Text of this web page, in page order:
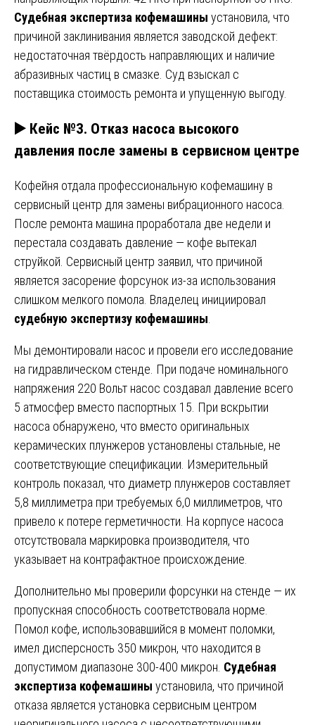
Судебная экспертиза кофемашины установила, что
причиной заклинивания является заводской дефект:
недостаточная твёрдость направляющих и наличие
абразивных частиц в смазке. Суд взыскал с
поставщика стоимость ремонта и упущенную выгоду.
▶️ Кейс №3. Отказ насоса высокого
давления после замены в сервисном центре
Кофейня отдала профессиональную кофемашину в
сервисный центр для замены вибрационного насоса.
После ремонта машина проработала две недели и
перестала создавать давление — кофе вытекал
струйкой. Сервисный центр заявил, что причиной
является засорение форсунок из-за использования
слишком мелкого помола. Владелец инициировал
судебную экспертизу кофемашины.
Мы демонтировали насос и провели его исследование
на гидравлическом стенде. При подаче номинального
напряжения 220 Вольт насос создавал давление всего
5 атмосфер вместо паспортных 15. При вскрытии
насоса обнаружено, что вместо оригинальных
керамических плунжеров установлены стальные, не
соответствующие спецификации. Измерительный
контроль показал, что диаметр плунжеров составляет
5,8 миллиметра при требуемых 6,0 миллиметров, что
привело к потере герметичности. На корпусе насоса
отсутствовала маркировка производителя, что
указывает на контрафактное происхождение.
Дополнительно мы проверили форсунки на стенде — их
пропускная способность соответствовала норме.
Помол кофе, использовавшийся в момент поломки,
имел дисперсность 350 микрон, что находится в
допустимом диапазоне 300-400 микрон. Судебная
экспертиза кофемашины установила, что причиной
отказа является установка сервисным центром